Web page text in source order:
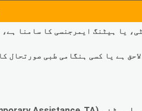
یا ہیٹنگ ایمرجنسی کا سامنا
یا کسی ہنگامی طبی صورتحال کا سامنا ہے،